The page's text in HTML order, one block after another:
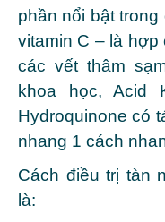
phần nổi bật
vitamin C – là
các vết thâm
khoa học, Acid
Hydroquinone có
nhang 1 cách
Cách điều trị tàn
là: